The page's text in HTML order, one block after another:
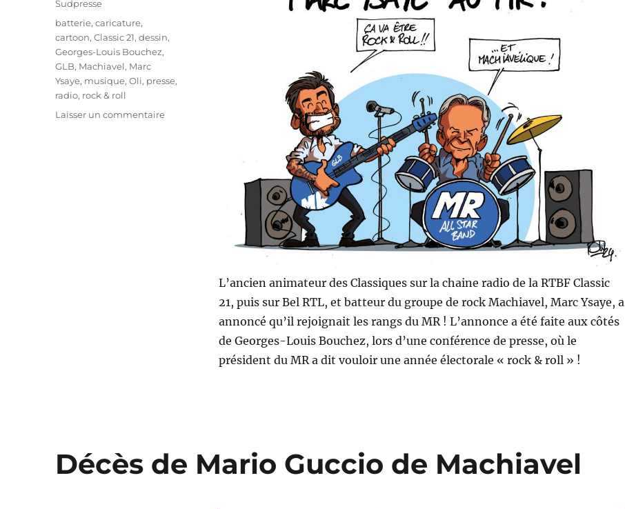
L’ancien animateur des Classiques sur la chaine radio de la RTBF Classic
21, puis sur Bel RTL, et batteur du groupe de rock Machiavel, Marc Ysaye, a
annoncé qu’il rejoignait les rangs du MR ! L’annonce a été faite aux côtés
de Georges-Louis Bouchez, lors d’une conférence de presse, où le
président du MR a dit vouloir une année électorale « rock & roll » !
Sudpresse
Étiquettes
batterie,caricature,
cartoon,Classic 21,dessin,
Georges-Louis Bouchez,
GLB, Machiavel, Marc
Ysaye, musique,Oli, presse,
radio, rock & roll
Laisser un commentairesur
Décès de Mario Guccio de Machiavel